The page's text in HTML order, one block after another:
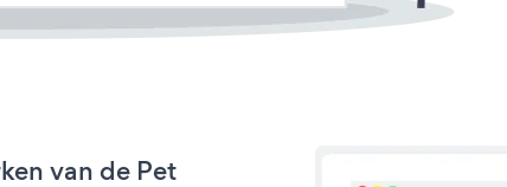
van de Pet